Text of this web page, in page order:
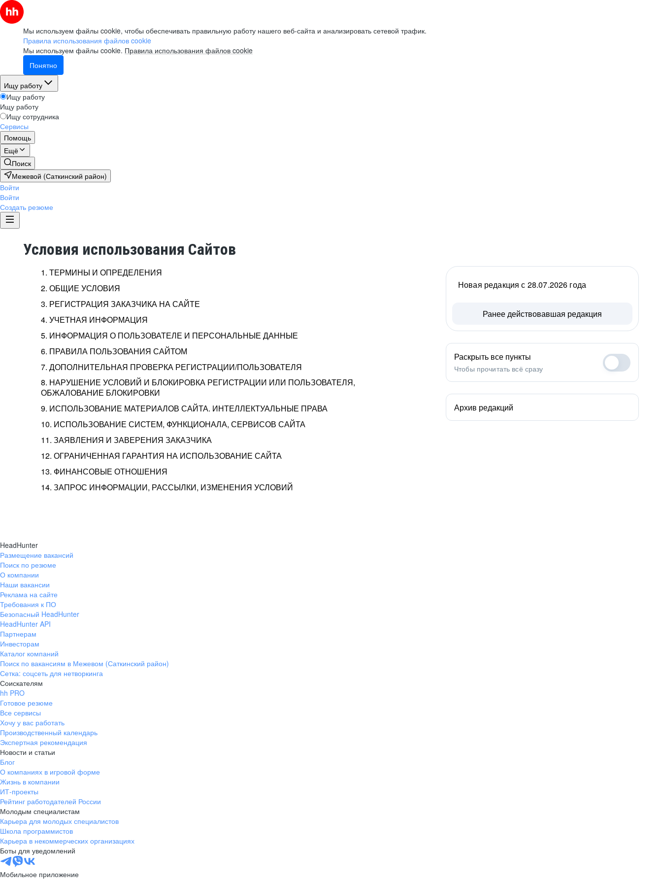
Мы используем файлы cookie, чтобы обеспечивать правильную работу нашего веб-сайта и анализировать сетевой трафик.
Правила использования файлов cookie
Мы используем файлы cookie. Правила использования файлов cookie
Понятно
Ищу работу
Ищу работу
Ищу работу
Ищу сотрудника
Сервисы
Помощь
Ещё
Поиск
Межевой (Саткинский район)
Войти
Войти
Создать резюме
Условия использования Сайтов
1. ТЕРМИНЫ И ОПРЕДЕЛЕНИЯ
2. ОБЩИЕ УСЛОВИЯ
3. РЕГИСТРАЦИЯ ЗАКАЗЧИКА НА САЙТЕ
4. УЧЕТНАЯ ИНФОРМАЦИЯ
5. ИНФОРМАЦИЯ О ПОЛЬЗОВАТЕЛЕ И ПЕРСОНАЛЬНЫЕ ДАННЫЕ
6. ПРАВИЛА ПОЛЬЗОВАНИЯ САЙТОМ
7. ДОПОЛНИТЕЛЬНАЯ ПРОВЕРКА РЕГИСТРАЦИИ/ПОЛЬЗОВАТЕЛЯ
8. НАРУШЕНИЕ УСЛОВИЙ И БЛОКИРОВКА РЕГИСТРАЦИИ ИЛИ ПОЛЬЗОВАТЕЛЯ,
ОБЖАЛОВАНИЕ БЛОКИРОВКИ
9. ИСПОЛЬЗОВАНИЕ МАТЕРИАЛОВ САЙТА. ИНТЕЛЛЕКТУАЛЬНЫЕ ПРАВА
10. ИСПОЛЬЗОВАНИЕ СИСТЕМ, ФУНКЦИОНАЛА, СЕРВИСОВ САЙТА
11. ЗАЯВЛЕНИЯ И ЗАВЕРЕНИЯ ЗАКАЗЧИКА
12. ОГРАНИЧЕННАЯ ГАРАНТИЯ НА ИСПОЛЬЗОВАНИЕ САЙТА
13. ФИНАНСОВЫЕ ОТНОШЕНИЯ
14. ЗАПРОС ИНФОРМАЦИИ, РАССЫЛКИ, ИЗМЕНЕНИЯ УСЛОВИЙ
Новая редакция с 28.07.2026 года
Ранее действовавшая редакция
Раскрыть все пункты
Чтобы прочитать всё сразу
Архив редакций
HeadHunter
Размещение вакансий
Поиск по резюме
О компании
Наши вакансии
Реклама на сайте
Требования к ПО
Безопасный HeadHunter
HeadHunter API
Партнерам
Инвесторам
Каталог компаний
Поиск по вакансиям в Межевом (Саткинский район)
Сетка: соцсеть для нетворкинга
Соискателям
hh PRO
Готовое резюме
Все сервисы
Хочу у вас работать
Производственный календарь
Экспертная рекомендация
Новости и статьи
Блог
О компаниях в игровой форме
Жизнь в компании
ИТ-проекты
Рейтинг работодателей России
Молодым специалистам
Карьера для молодых специалистов
Школа программистов
Карьера в некоммерческих организациях
Боты для уведомлений
Мобильное приложение